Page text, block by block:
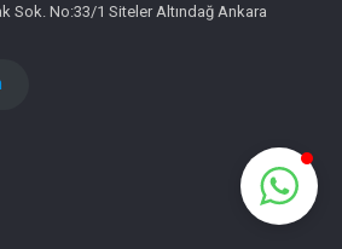
Sok. No:33/1 Siteler Altındağ Ankara